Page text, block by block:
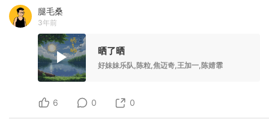
腿毛桑
3年前
晒了晒
好妹妹乐队,陈粒,焦迈奇,王加一,陈婧霏
6 0 0